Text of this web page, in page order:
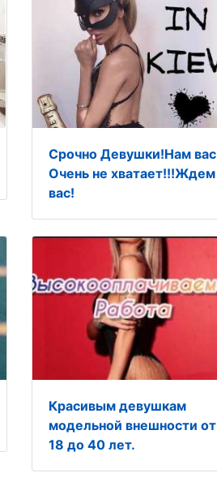
Срочно Девушки!Нам вас
Очень не хватает!!!Ждем
вас!
Красивым девушкам
модельной внешности от
18 до 40 лет.